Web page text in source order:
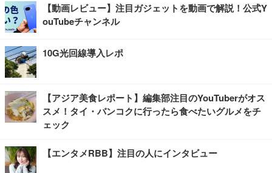
【動画レビュー】注目ガジェットを動画で解説！公式Y
ouTubeチャンネル
10G光回線導入レポ
【アジア美食レポート】編集部注目のYouTuberがオス
スメ！タイ・バンコクに行ったら食べたいグルメをチ
ェック
【エンタメRBB】注目の人にインタビュー